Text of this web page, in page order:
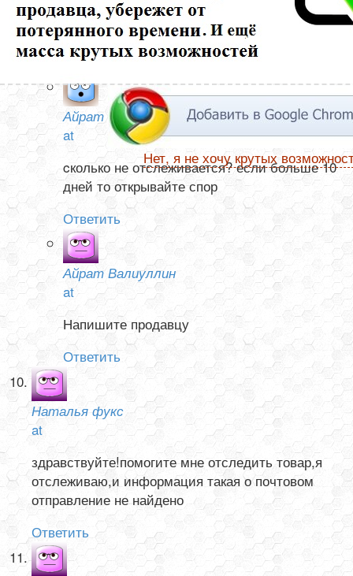
ни в Китае, не а России. Посылка от 13 ноября. Как
узнать она отправлена или нет?
Ответить
Айрат Валиуллин
at
cколько не отслеживается? если больше 10
дней то открывайте спор
Ответить
Айрат Валиуллин
at
Напишите продавцу
Ответить
Наталья фукс
at
здравствуйте!помогите мне отследить товар,я
отслеживаю,и информация такая о почтовом
отправление не найдено
Ответить
Нет, я не хочу крутых